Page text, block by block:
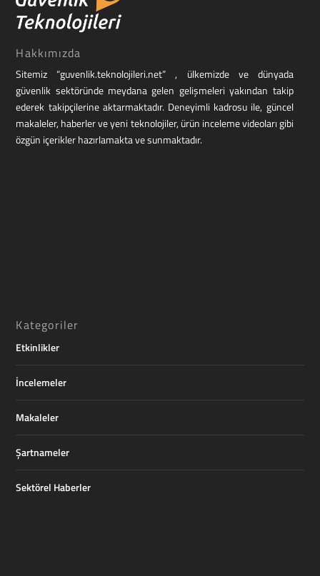
Hakkımızda
Sitemiz “guvenlik.teknolojileri.net” , ülkemizde ve dünyada
güvenlik sektöründe meydana gelen gelişmeleri yakından takip
ederek takipçilerine aktarmaktadır. Deneyimli kadrosu ile, güncel
makaleler, haberler ve yeni teknolojiler, ürün inceleme videoları gibi
özgün içerikler hazırlamakta ve sunmaktadır.
Kategoriler
Etkinlikler
İncelemeler
Makaleler
Şartnameler
Sektörel Haberler